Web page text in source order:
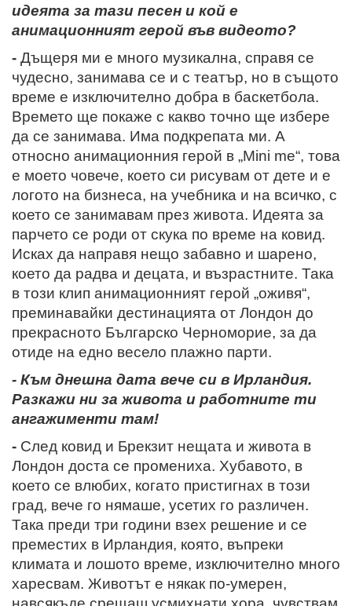
идеята за тази песен и кой е
анимационният герой във видеото?
- Дъщеря ми е много музикална, справя се
чудесно, занимава се и с театър, но в същото
време е изключително добра в баскетбола.
Времето ще покаже с какво точно ще избере
да се занимава. Има подкрепата ми. А
относно анимационния герой в „Mini me“, това
е моето човече, което си рисувам от дете и е
логото на бизнеса, на учебника и на всичко, с
което се занимавам през живота. Идеята за
парчето се роди от скука по време на ковид.
Исках да направя нещо забавно и шарено,
което да радва и децата, и възрастните. Така
в този клип анимационният герой „оживя“,
преминавайки дестинацията от Лондон до
прекрасното Българско Черноморие, за да
отиде на едно весело плажно парти.
- Към днешна дата вече си в Ирландия.
Разкажи ни за живота и работните ти
ангажименти там!
- След ковид и Брекзит нещата и живота в
Лондон доста се промениха. Хубавото, в
което се влюбих, когато пристигнах в този
град, вече го нямаше, усетих го различен.
Така преди три години взех решение и се
преместих в Ирландия, която, въпреки
климата и лошото време, изключително много
харесвам. Животът е някак по-умерен,